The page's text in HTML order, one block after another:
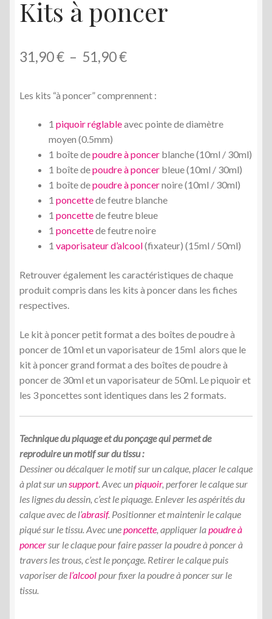
Kits à poncer
31,90€ – 51,90€Plage
prix :
31,90 €
51,90 €
Les kits “à poncer” comprennent :
1 piquoir réglableavec pointe de diamètre
moyen (0.5mm)
1 boîte depoudre à poncer blanche (10ml / 30ml)
1 boîte depoudre à poncer bleue (10ml / 30ml)
1 boîte depoudre à poncernoire (10ml / 30ml)
1 poncettede feutre blanche
1 poncettede feutre bleue
1 poncettede feutre noire
1 vaporisateur d’alcool(fixateur) (15ml / 50ml)
Retrouver également les caractéristiques de chaque
produit compris dans les kits à poncer dans les fiches
respectives.
Le kit à poncer petit format a des boîtes de poudre à
poncer de 10ml et un vaporisateur de 15ml alors que le
kit à poncer grand format a des boîtes de poudre à
poncer de 30ml et un vaporisateur de 50ml. Le piquoir et
les 3 poncettes sont identiques dans les 2 formats.
Technique du piquage et du ponçage qui permet de
reproduire un motif sur du tissu :
Dessiner ou décalquer le motif sur un calque, placer le calque
à plat sur unsupport. Avec unpiquoir, perforer le calque sur
les lignes du dessin, c’est le piquage. Enlever les aspérités du
calque avec de l’abrasif. Positionner et maintenir le calque
piqué sur le tissu. Avec uneponcette, appliquer lapoudre à
poncersur le claque pour faire passer la poudre à poncer à
travers les trous, c’est le ponçage. Retirer le calque puis
vaporiser del’alcoolpour fixer la poudre à poncer sur le
tissu.